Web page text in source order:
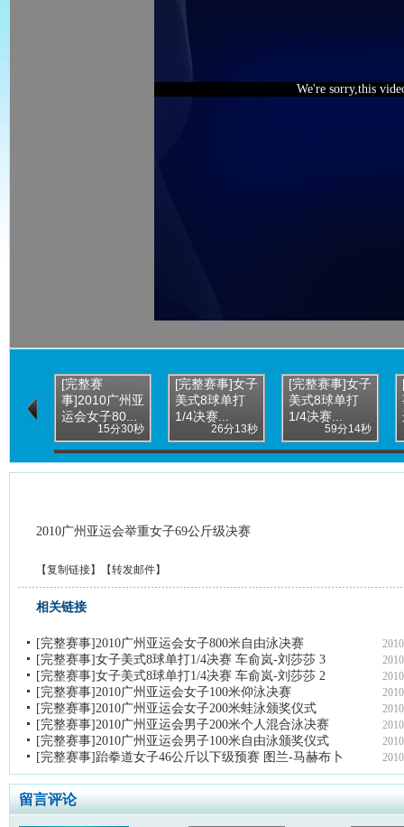
We're sorry,this
[完整赛
事]2010广州亚
运会女子80...
15分30秒
[完整赛事]女子
美式8球单打
1/4决赛...
26分13秒
[完整赛事]女子
美式8球单打
1/4决赛...
59分14秒
2010广州亚运会举重女子69公斤级决赛
【复制链接】【转发邮件】
相关链接
[完整赛事]2010广州亚运会女子800米自由泳决赛
[完整赛事]女子美式8球单打1/4决赛 车俞岚-刘莎莎 3
[完整赛事]女子美式8球单打1/4决赛 车俞岚-刘莎莎 2
[完整赛事]2010广州亚运会女子100米仰泳决赛
[完整赛事]2010广州亚运会女子200米蛙泳颁奖仪式
[完整赛事]2010广州亚运会男子200米个人混合泳决赛
[完整赛事]2010广州亚运会男子100米自由泳颁奖仪式
[完整赛事]跆拳道女子46公斤以下级预赛 图兰-马赫布卜
留言评论